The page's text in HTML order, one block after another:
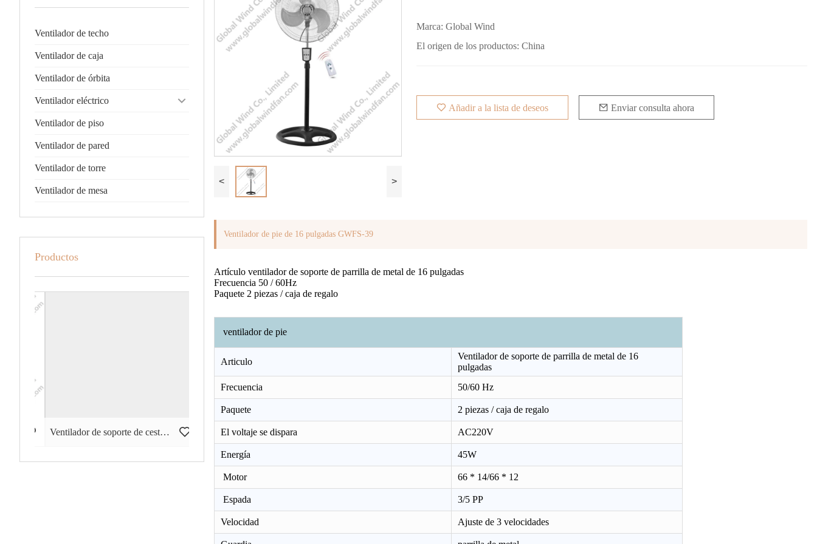
Ventilador de techo
Ventilador de caja
Ventilador de órbita
Ventilador eléctrico
Ventilador de piso
Ventilador de pared
Ventilador de torre
Ventilador de mesa
Productos
Ventilador de soporte de cesta de 18 pulgadas GWFS-74
< >
Marca: Global Wind
El origen de los productos: China
Añadir a la lista de deseos Enviar consulta ahora
Ventilador de pie de 16 pulgadas GWFS-39
Artículo ventilador de soporte de parrilla de metal de 16 pulgadas
Frecuencia 50 / 60Hz
Paquete 2 piezas / caja de regalo
ventilador de pie
Articulo
Ventilador de soporte de parrilla de metal de 16
pulgadas
Frecuencia
50/60 Hz
Paquete 2 piezas / caja de regalo
El voltaje se dispara AC220V
Energía 45W
Motor 66 * 14/66 * 12
Espada 3/5 PP
Velocidad Ajuste de 3 velocidades